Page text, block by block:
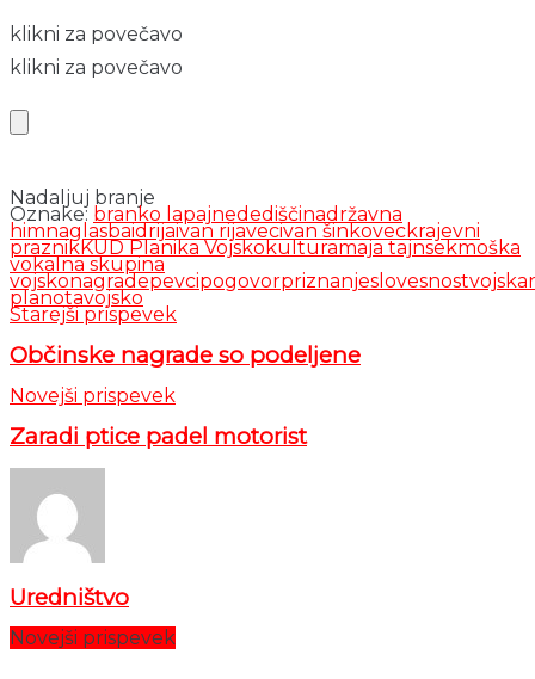
klikni za povečavo
klikni za povečavo
Nadaljuj branje
Oznake: branko lapajnedediščinadržavna
himnaglasbaidrijaivan rijavecivan šinkoveckrajevni
praznikKUD Planika Vojsko kulturamaja tajnsekmoška
vokalna skupina
vojskonagradepevcipogovorpriznanjeslovesnost
planotavojsko
Starejši prispevek
Občinske nagrade so podeljene
Novejši prispevek
Zaradi ptice padel motorist
Uredništvo
Novejši prispevek